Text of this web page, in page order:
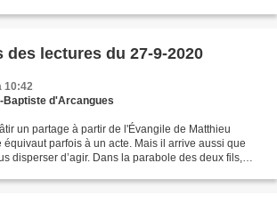
des lectures du 27-9-2020
10:42
Baptiste d'Arcangues
un partage à partir de l'Évangile de Matthieu
parfois à un acte. Mais il arrive aussi que
disperser d’agir. Dans la parabole des deux fils,